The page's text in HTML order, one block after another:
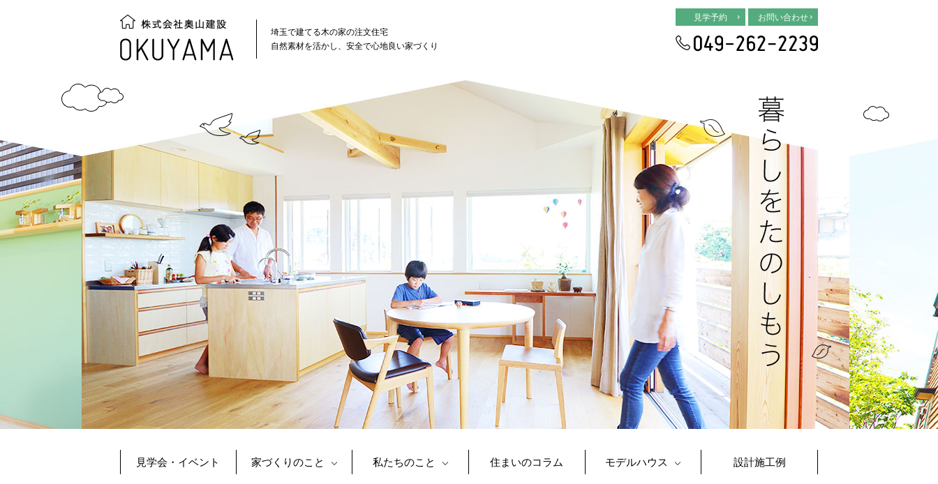
埼玉で建てる木の家の注文住宅
自然素材を活かし、安全で心地良い家づくり
見学予約 お問い合わせ
見学会・イベント 家づくりのこと 私たちのこと 住まいのコラム モデルハウス 設計施工例